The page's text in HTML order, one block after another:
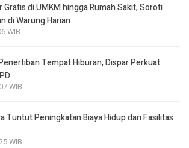
Gratis di UMKM hingga Rumah Sakit, Soroti
di Warung Harian
WIB
Tempat Hiburan, Dispar Perkuat
WIB
Tuntut Peningkatan Biaya Hidup dan Fasilitas
WIB